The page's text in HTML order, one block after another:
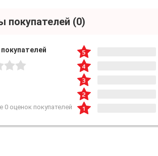
покупателей (0)
покупателей
0 оценок покупателей